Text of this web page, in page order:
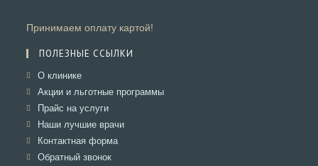
Принимаем оплату картой!
ПОЛЕЗНЫЕ ССЫЛКИ
О клиникеОткроется
в
вкладке
Акции и льготные программыОткроется
Прайс на услугиОткроется
в
вкладке
Наши лучшие врачиОткроется
Контактная формаОткроется
Обратный звонокОткроется